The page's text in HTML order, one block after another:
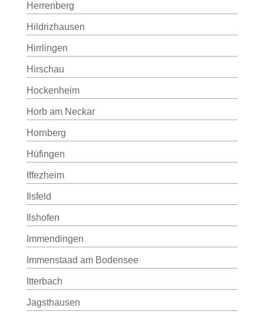
Herrenberg
Hildrizhausen
Hirrlingen
Hirschau
Hockenheim
Horb am Neckar
Hornberg
Hüfingen
Iffezheim
Ilsfeld
Ilshofen
Immendingen
Immenstaad am Bodensee
Itterbach
Jagsthausen